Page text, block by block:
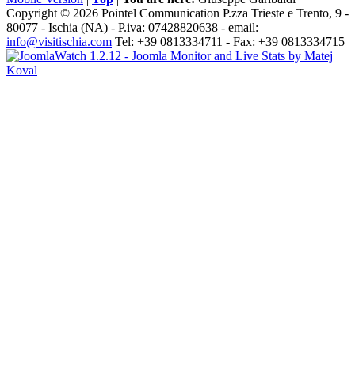
Copyright © 2026 Pointel Communication P.zza Trieste e Trento, 9 -
80077 - Ischia (NA) - P.iva: 07428820638 - email:
info@visitischia.com Tel: +39 0813334711 - Fax: +39 0813334715